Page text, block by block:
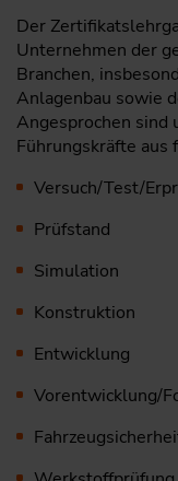
Der
Unternehmen der
Branchen,
Anlagenbau sowie
Angesprochen sind
Führungskräfte aus
Versuch/Test/
Prüfstand
Simulation
Konstruktion
Entwicklung
Vorentwicklung/